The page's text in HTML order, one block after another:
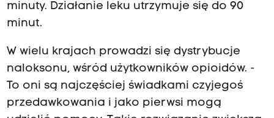
minuty. Działanie leku utrzymuje się do 90
minut.
W wielu krajach prowadzi się dystrybucje
naloksonu, wśród użytkowników opioidów. -
To oni są najczęściej świadkami czyjegoś
przedawkowania i jako pierwsi mogą